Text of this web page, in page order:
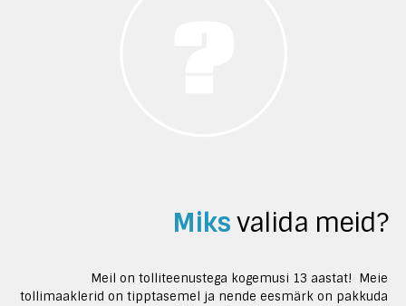
Miksvalida meid?
Meil on tolliteenustega kogemusi 13 aastat! Meie
tollimaaklerid on tipptasemel ja nende eesmärk on pakkuda